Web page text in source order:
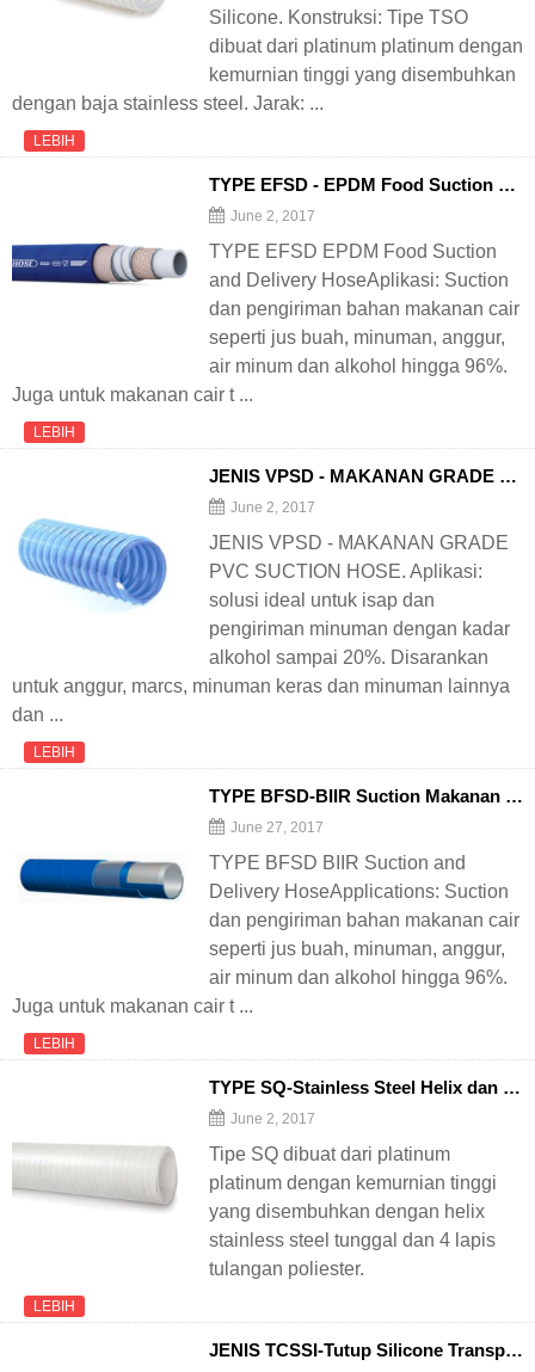
Silicone. Konstruksi: Tipe TSO
dibuat dari platinum platinum dengan
kemurnian tinggi yang disembuhkan
dengan baja stainless steel. Jarak: ...
LEBIH
TYPE EFSD - EPDM Food Suction and
June 2, 2017
TYPE EFSD EPDM Food Suction
and Delivery HoseAplikasi: Suction
dan pengiriman bahan makanan cair
seperti jus buah, minuman, anggur,
air minum dan alkohol hingga 96%.
Juga untuk makanan cair t ...
LEBIH
JENIS VPSD - MAKANAN GRADE PVC SUCTION
June 2, 2017
JENIS VPSD - MAKANAN GRADE
PVC SUCTION HOSE. Aplikasi:
solusi ideal untuk isap dan
pengiriman minuman dengan kadar
alkohol sampai 20%. Disarankan
untuk anggur, marcs, minuman keras dan minuman lainnya
dan ...
LEBIH
TYPE BFSD-BIIR Suction Makanan dan Selang Pengiriman
June 27, 2017
TYPE BFSD BIIR Suction and
Delivery HoseApplications: Suction
dan pengiriman bahan makanan cair
seperti jus buah, minuman, anggur,
air minum dan alkohol hingga 96%.
Juga untuk makanan cair t ...
LEBIH
TYPE SQ-Stainless Steel Helix dan Polyester Reinforced Silicone
June 2, 2017
Tipe SQ dibuat dari platinum
platinum dengan kemurnian tinggi
yang disembuhkan dengan helix
stainless steel tunggal dan 4 lapis
tulangan poliester.
LEBIH
JENIS TCSSI-Tutup Silicone Transparan TCS